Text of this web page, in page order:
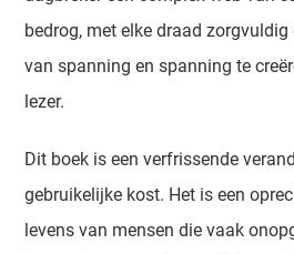
bedrog, met elke draad
van spanning en spanning te
lezer.
Dit boek is een verfrissende
gebruikelijke kost. Het is een
levens van mensen die vaak